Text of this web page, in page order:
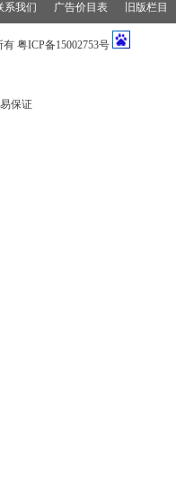
系我们 广告价目表 旧版栏目
粤ICP备15002753号